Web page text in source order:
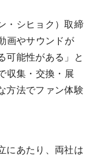
・シヒョク）取締
画やサウンドが
可能性がある」と
収集・交換・展
方法でファン体験
にあたり、両社は